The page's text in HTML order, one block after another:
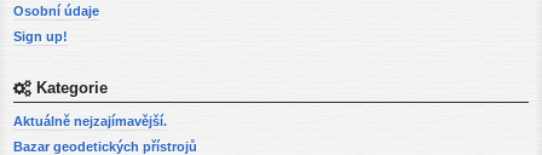
Osobní údaje
Sign up!
Kategorie
Aktuálně nejzajímavější.
Bazar geodetických přístrojů